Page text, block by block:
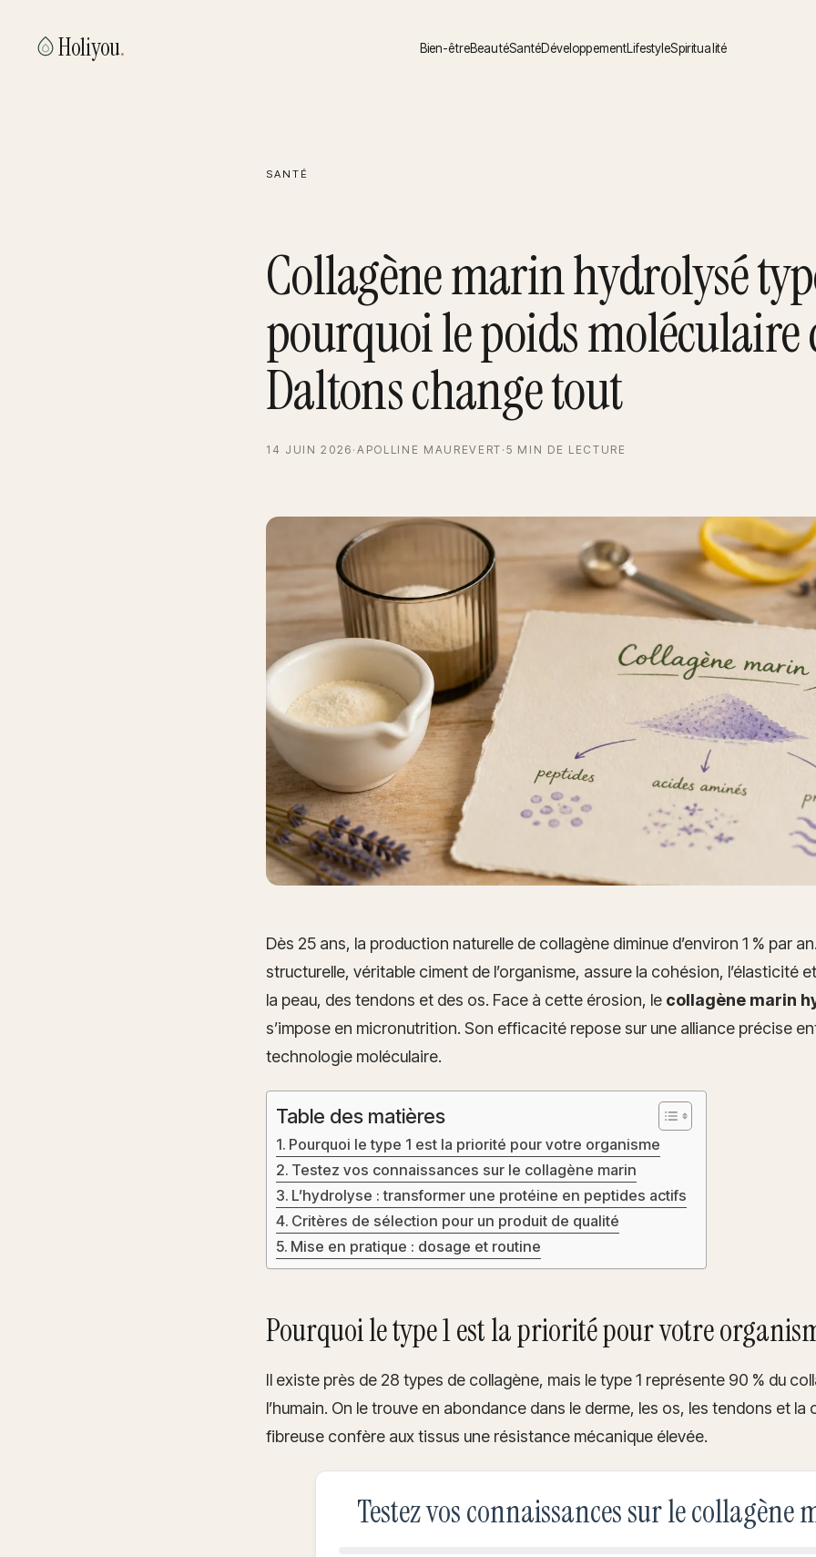
Holiyou. Bien-êtreBeautéSantéDéveloppementLifestyleSpiritualité
SANTÉ
Collagène marin hydrolysé
pourquoi le poids moléculaire
Daltons change tout
14 JUIN 2026 · APOLLINE MAUREVERT · 5 MIN DE LECTURE
Dès 25 ans, la production naturelle de collagène diminue d’environ 1 % par
structurelle, véritable ciment de l’organisme, assure la cohésion, l’élasticité
la peau, des tendons et des os. Face à cette érosion, le collagène marin
s’impose en micronutrition. Son efficacité repose sur une alliance précise
technologie moléculaire.
Table des matières
Pourquoi le type 1 est la priorité pour votre organisme
Testez vos connaissances sur le collagène marin
L’hydrolyse : transformer une protéine en peptides actifs
Critères de sélection pour un produit de qualité
Mise en pratique : dosage et routine
Pourquoi le type 1 est la priorité pour votre
Il existe près de 28 types de collagène, mais le type 1 représente 90 % du
l’humain. On le trouve en abondance dans le derme, les os, les tendons et la
fibreuse confère aux tissus une résistance mécanique élevée.
Testez vos connaissances sur le collagène